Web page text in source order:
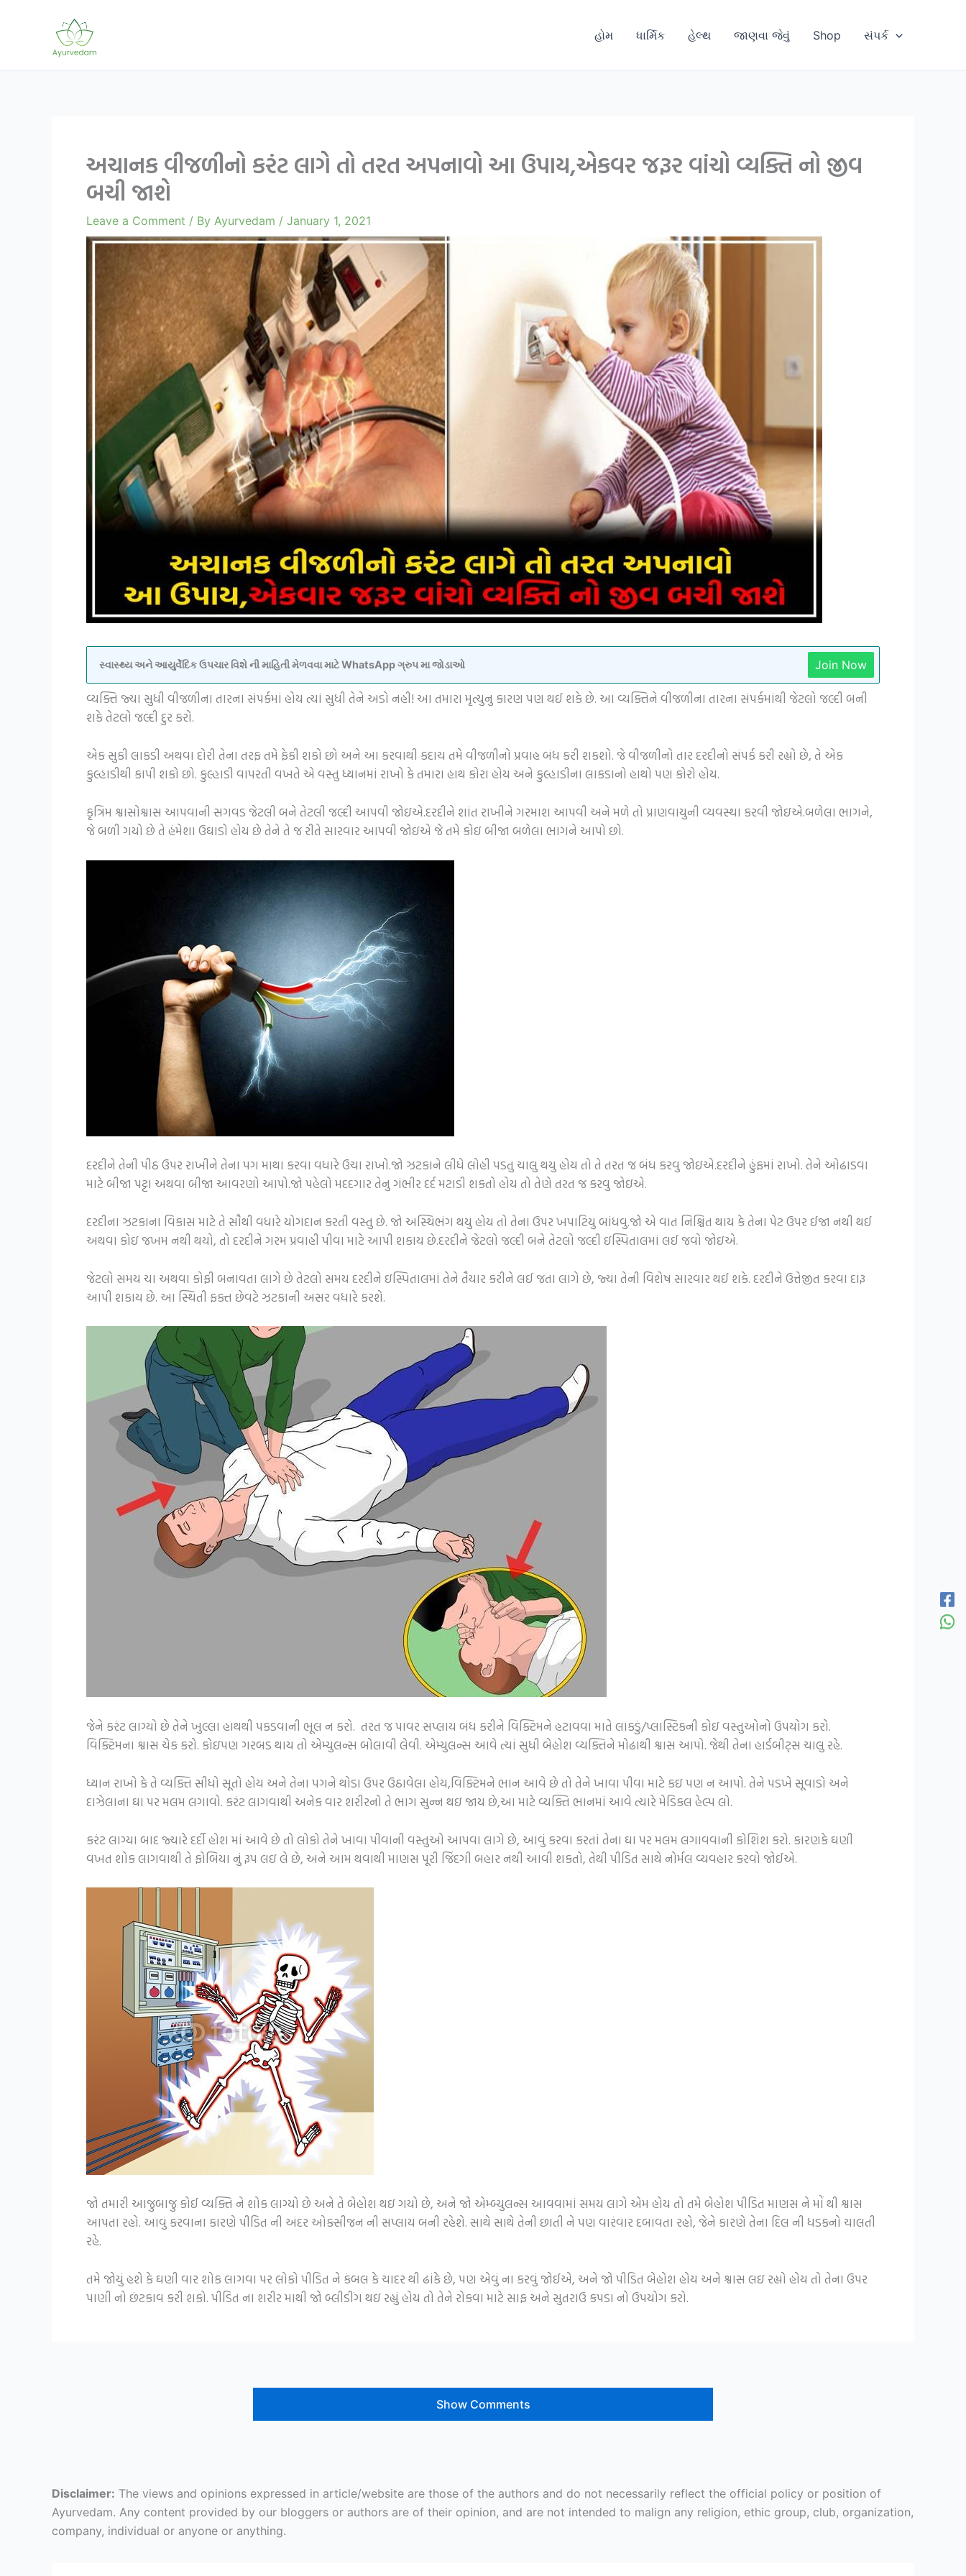
હોમ ધાર્મિક હેલ્થ જાણવા જેવું Shop સંપર્ક
અચાનક વીજળીનો કરંટ લાગે તો તરત અપનાવો આ ઉપાય,એકવર જરૂર વાંચો વ્યક્તિ નો જીવ
બચી જાશે
Leave a Comment / By Ayurvedam / January 1, 2021
સ્વાસ્થ્ય અને આયુર્વેદિક ઉપચાર વિશે ની માહિતી મેળવવા માટે WhatsApp ગ્રુપ મા જોડાઓ Join Now
વ્યક્તિ જ્યા સુધી વીજળીના તારના સંપર્કમાં હોય ત્યાં સુધી તેને અડો નહી! આ તમારા મૃત્યુનુ કારણ પણ થઈ શકે છે. આ વ્યક્તિને વીજળીના તારના સંપર્કમાંથી જેટલો જલ્દી બની
શકે તેટલો જલ્દી દુર કરો.
એક સુકી લાકડી અથવા દોરી તેના તરફ તમે ફેકી શકો છો અને આ કરવાથી કદાચ તમે વીજળીનો પ્રવાહ બંધ કરી શકશો. જે વીજળીનો તાર દરદીનો સંપર્ક કરી રહ્યો છે, તે એક
કુલ્હાડીથી કાપી શકો છો. કુલ્હાડી વાપરતી વખતે એ વસ્તુ ધ્યાનમાં રાખો કે તમારા હાથ કોરા હોય અને કુલ્હાડીના લાકડાનો હાથો પણ કોરો હોય.
કૃત્રિમ શ્વાસોશ્વાસ આપવાની સગવડ જેટલી બને તેટલી જલ્દી આપવી જોઇએ.દરદીને શાંત રાખીને ગરમાશ આપવી અને મળે તો પ્રાણવાયુની વ્યવસ્થા કરવી જોઇએ.બળેલા ભાગને,
જે બળી ગયો છે તે હંમેશા ઉઘાડો હોય છે તેને તે જ રીતે સારવાર આપવી જોઇએ જે તમે કોઇ બીજા બળેલા ભાગને આપો છો.
દરદીને તેની પીઠ ઉપર રાખીને તેના પગ માથા કરવા વધારે ઉચા રાખો.જો ઝટકાને લીધે લોહી પડતુ ચાલુ થયુ હોય તો તે તરત જ બંધ કરવુ જોઇએ.દરદીને હુંફમાં રાખો. તેને ઓઢાડવા
માટે બીજા પટ્ટા અથવા બીજા આવરણો આપો.જો પહેલો મદદગાર તેનુ ગંભીર દર્દ મટાડી શકતો હોય તો તેણે તરત જ કરવુ જોઇએ.
દરદીના ઝટકાના વિકાસ માટે તે સૌથી વધારે યોગદાન કરતી વસ્તુ છે. જો અસ્થિભંગ થયુ હોય તો તેના ઉપર ખપાટિયુ બાંધવુ.જો એ વાત નિશ્ચિત થાય કે તેના પેટ ઉપર ઈજા નથી થઈ
અથવા કોઇ જખમ નથી થયો, તો દરદીને ગરમ પ્રવાહી પીવા માટે આપી શકાય છે.દરદીને જેટલો જલ્દી બને તેટલો જલ્દી ઇસ્પિતાલમાં લઈ જવો જોઇએ.
જેટલો સમય ચા અથવા કોફી બનાવતા લાગે છે તેટલો સમય દરદીને ઇસ્પિતાલમાં તેને તૈયાર કરીને લઈ જતા લાગે છે, જ્યા તેની વિશેષ સારવાર થઈ શકે. દરદીને ઉત્તેજીત કરવા દારૂ
આપી શકાય છે. આ સ્થિતી ફક્ત છેવટે ઝટકાની અસર વધારે કરશે.
જેને કરંટ લાગ્યો છે તેને ખુલ્લા હાથથી પકડવાની ભૂલ ન કરો. તરત જ પાવર સપ્લાય બંધ કરીને વિક્ટિમને હટાવવા માતે લાકડું/પ્લાસ્ટિકની કોઇ વસ્તુઓનો ઉપયોગ કરો.
વિક્ટિમના શ્વાસ ચેક કરો. કોઇપણ ગરબડ થાય તો એમ્યુલન્સ બોલાવી લેવી. એમ્યુલન્સ આવે ત્યાં સુધી બેહોશ વ્યક્તિને મોઢાથી શ્વાસ આપો. જેથી તેના હાર્ડબીટ્સ ચાલુ રહે.
ધ્યાન રાખો કે તે વ્યક્તિ સીધો સૂતો હોય અને તેના પગને થોડા ઉપર ઉઠાવેલા હોય,વિક્ટિમને ભાન આવે છે તો તેને ખાવા પીવા માટે કઇ પણ ન આપો. તેને પડખે સૂવાડો અને
દાઝેલાના ઘા પર મલમ લગાવો. કરંટ લાગવાથી અનેક વાર શરીરનો તે ભાગ સુન્ન થઇ જાય છે,આ માટે વ્યક્તિ ભાનમાં આવે ત્યારે મેડિકલ હેલ્પ લો.
કરંટ લાગ્યા બાદ જ્યારે દર્દી હોશ માં આવે છે તો લોકો તેને ખાવા પીવાની વસ્તુઓ આપવા લાગે છે, આવું કરવા કરતાં તેના ઘા પર મલમ લગાવવાની કોશિશ કરો. કારણકે ઘણી
વખત શોક લાગવાથી તે ફોબિયા નું રૂપ લઇ લે છે, અને આમ થવાથી માણસ પૂરી જિંદગી બહાર નથી આવી શકતો, તેથી પીડિત સાથે નોર્મલ વ્યવહાર કરવો જોઈએ.
જો તમારી આજુબાજુ કોઈ વ્યક્તિ ને શોક લાગ્યો છે અને તે બેહોશ થઇ ગયો છે, અને જો એમ્બ્યુલન્સ આવવામાં સમય લાગે એમ હોય તો તમે બેહોશ પીડિત માણસ ને મોં થી શ્વાસ
આપતા રહો. આવું કરવાના કારણે પીડિત ની અંદર ઓક્સીજન ની સપ્લાય બની રહેશે. સાથે સાથે તેની છાતી ને પણ વારંવાર દબાવતા રહો, જેને કારણે તેના દિલ ની ધડકનો ચાલતી
રહે.
તમે જોયું હશે કે ઘણી વાર શોક લાગવા પર લોકો પીડિત ને કંબલ કે ચાદર થી ઢાંકે છે, પણ એવું ના કરવું જોઈએ, અને જો પીડિત બેહોશ હોય અને શ્વાસ લઇ રહ્યો હોય તો તેના ઉપર
પાણી નો છંટકાવ કરી શકો. પીડિત ના શરીર માથી જો બ્લીડીંગ થઇ રહ્યું હોય તો તેને રોકવા માટે સાફ અને સુતરાઉ કપડા નો ઉપયોગ કરો.
Show Comments
Disclaimer: The views and opinions expressed in article/website are those of the authors and do not necessarily reflect the official policy or position of
Ayurvedam. Any content provided by our bloggers or authors are of their opinion, and are not intended to malign any religion, ethic group, club, organization,
company, individual or anyone or anything.